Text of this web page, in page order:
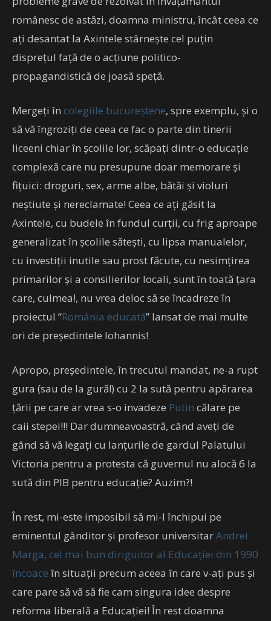
românesc de astăzi, doamna ministru, încât ceea ce
ați desantat la Axintele stârnește cel puțin
disprețul față de o acțiune politico-
propagandistică de joasă speță.
Mergeți în colegiile bucureștene, spre exemplu, și o
să vă îngroziți de ceea ce fac o parte din tinerii
liceeni chiar în școlile lor, scăpați dintr-o educație
complexă care nu presupune doar memorare și
fițuici: droguri, sex, arme albe, bătăi și violuri
neștiute și nereclamate! Ceea ce ați găsit la
Axintele, cu budele în fundul curții, cu frig aproape
generalizat în școlile sătești, cu lipsa manualelor,
cu investiții inutile sau prost făcute, cu nesimțirea
primarilor și a consilierilor locali, sunt în toată țara
care, culmea!, nu vrea deloc să se încadreze în
proiectul “România educată” lansat de mai multe
ori de președintele Iohannis!
Apropo, președintele, în trecutul mandat, ne-a rupt
gura (sau de la gură!) cu 2 la sută pentru apărarea
țării pe care ar vrea s-o invadeze Putin călare pe
caii stepei!!! Dar dumneavoastră, când aveți de
gând să vă legați cu lanțurile de gardul Palatului
Victoria pentru a protesta că guvernul nu alocă 6 la
sută din PIB pentru educație? Auzim?!
În rest, mi-este imposibil să mi-l închipui pe
eminentul gânditor și profesor universitarAndrei
Marga, cel mai bun diriguitor al Educației din 1990
încoace în situații precum aceea în care v-ați pus și
care pare să vă să fie cam singura idee despre
reforma liberală a Educației! În rest doamna